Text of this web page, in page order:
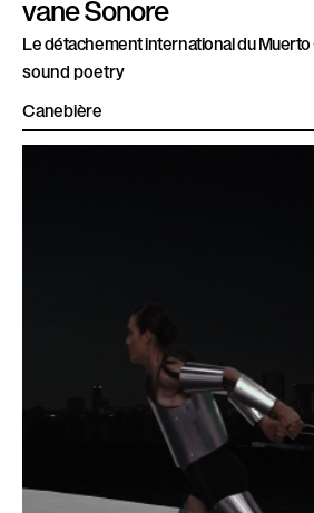
vane Sonore
Le détachement international du
sound poetry
Canebière